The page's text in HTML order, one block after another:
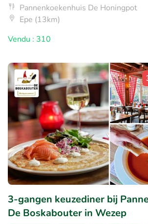
Pannenkoekenhuis De Honingpot
Epe (13km)
Vendu : 310
3-gangen keuzediner bij
De Boskabouter in Wezep